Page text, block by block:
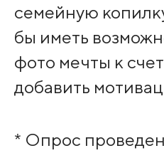
семейную
бы иметь
фото мечты к
добавить
* Опрос